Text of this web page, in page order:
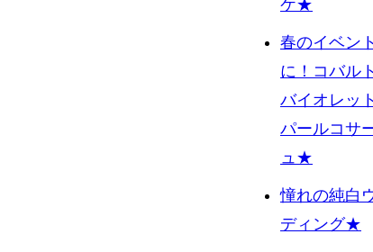
ケ★
春のイベント
に！コバル
バイオレッ
パールコサ
ュ★
憧れの純白
ディング★